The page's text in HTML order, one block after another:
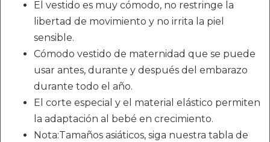
El vestido es muy cómodo, no restringe la
libertad de movimiento y no irrita la piel
sensible.
Cómodo vestido de maternidad que se puede
usar antes, durante y después del embarazo
durante todo el año.
El corte especial y el material elástico permiten
la adaptación al bebé en crecimiento.
Nota:Tamaños asiáticos, siga nuestra tabla de